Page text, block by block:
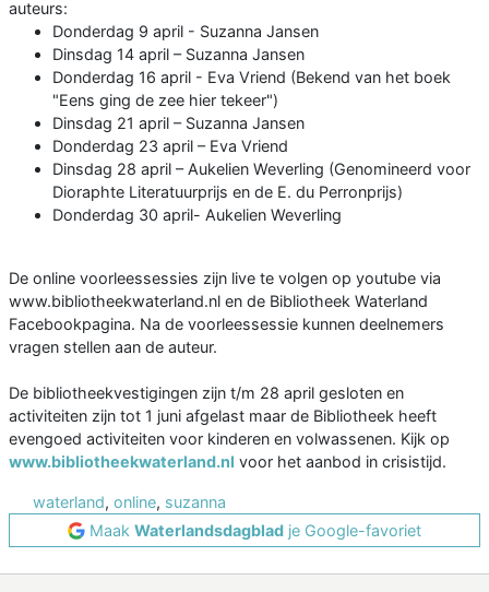
auteurs:
Donderdag 9 april - Suzanna Jansen
Dinsdag 14 april – Suzanna Jansen
Donderdag 16 april - Eva Vriend (Bekend van het boek
"Eens ging de zee hier tekeer")
Dinsdag 21 april – Suzanna Jansen
Donderdag 23 april – Eva Vriend
Dinsdag 28 april – Aukelien Weverling (Genomineerd voor
Dioraphte Literatuurprijs en de E. du Perronprijs)
Donderdag 30 april- Aukelien Weverling
De online voorleessessies zijn live te volgen op youtube via
www.bibliotheekwaterland.nl en de Bibliotheek Waterland
Facebookpagina. Na de voorleessessie kunnen deelnemers
vragen stellen aan de auteur.
De bibliotheekvestigingen zijn t/m 28 april gesloten en
activiteiten zijn tot 1 juni afgelast maar de Bibliotheek heeft
evengoed activiteiten voor kinderen en volwassenen. Kijk op
www.bibliotheekwaterland.nl voor het aanbod in crisistijd.
waterland, online, suzanna
Maak Waterlandsdagblad je Google-favoriet